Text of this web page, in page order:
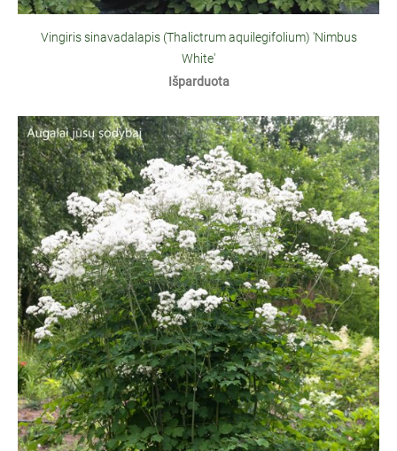
Vingiris sinavadalapis (Thalictrum aquilegifolium) 'Nimbus
White'
Išparduota